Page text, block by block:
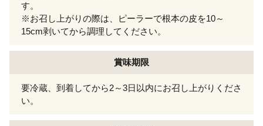
す。
※お召し上がりの際は、ピーラーで根本の皮を10～
15cm剥いてから調理してください。
賞味期限
要冷蔵、到着してから2～3日以内にお召し上がりくださ
い。